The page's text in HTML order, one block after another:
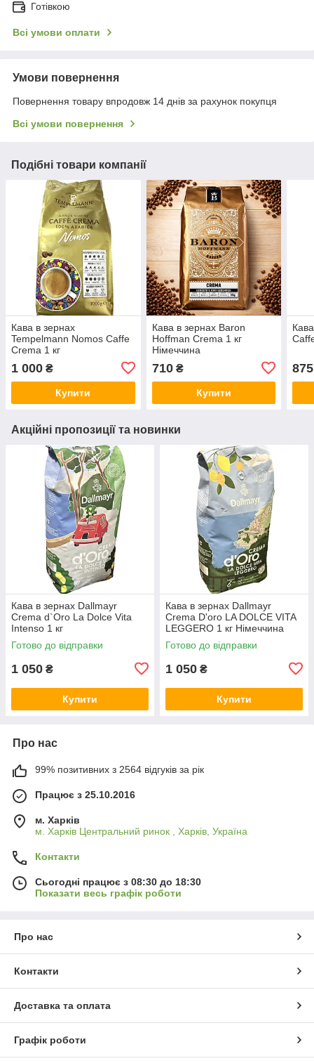
Готівкою
Всі умови оплати
Умови повернення
Повернення товару впродовж 14 днів за рахунок покупця
Всі умови повернення
Подібні товари компанії
Кава в зернах
Tempelmann Nomos Caffe
Crema 1 кг
1 000 ₴
Купити
Кава в зернах Baron
Hoffman Crema 1 кг
Німеччина
710₴
Купити
875
Акційні пропозиції та новинки
Кава в зернах Dallmayr
Crema d`Oro La Dolce Vita
Intenso 1 кг
Готово до відправки
1 050 ₴
Купити
Кава в зернах Dallmayr
Crema D'oro LA DOLCE VITA
LEGGERO 1 кг Німеччина
Готово до відправки
1 050 ₴
Купити
Про нас
99% позитивних з 2564 відгуків за рік
Працює з 25.10.2016
м. Харків
м. Харків Центральний ринок , Харків, Україна
Контакти
Сьогодні працює з 08:30 до 18:30
Показати весь графік роботи
Про нас
Контакти
Доставка та оплата
Графік роботи